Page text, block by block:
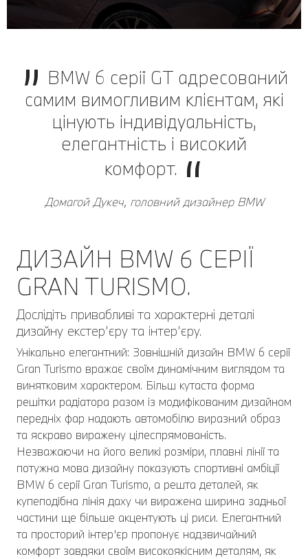
BMW 6 серії GT адресований
самим вимогливим клієнтам, які
цінують індивідуальність,
елегантність і високий
комфорт.
Домагой Дукеч, головний дизайнер BMW
ДИЗАЙН BMW 6 СЕРІЇ
GRAN TURISMO.
Дослідіть привабливі та характерні деталі
дизайну екстер’єру та інтер’єру.
Унікально елегантний: Зовнішній дизайн BMW 6 серії
Gran Turismo вражає своїм динамічним виглядом та
винятковим характером. Більш кутаста форма
решітки радіатора разом із модифікованим дизайном
передніх фар надають автомобілю виразний образ
та яскраво виражену цілеспрямованість.
Незважаючи на його великі розміри, плавні лінії та
потужна мова дизайну показують спортивні амбіції
BMW 6 серії Gran Turismo, а решта деталей, як
купеподібна лінія даху чи виражена ширина задньої
частини ще більше акцентують ці риси. Елегантний
та просторий інтер’єр пропонує надзвичайний
комфорт завдяки своїм високоякісним деталям, як